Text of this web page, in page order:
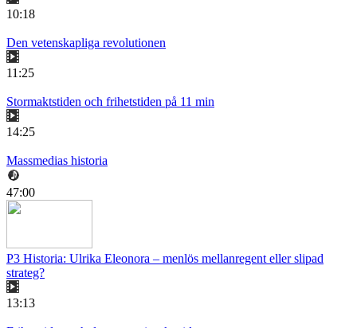
10:18
Den vetenskapliga revolutionen
11:25
Stormaktstiden och frihetstiden på 11 min
14:25
Massmedias historia
47:00
P3 Historia: Ulrika Eleonora – menlös mellanregent eller slipad
strateg?
13:13